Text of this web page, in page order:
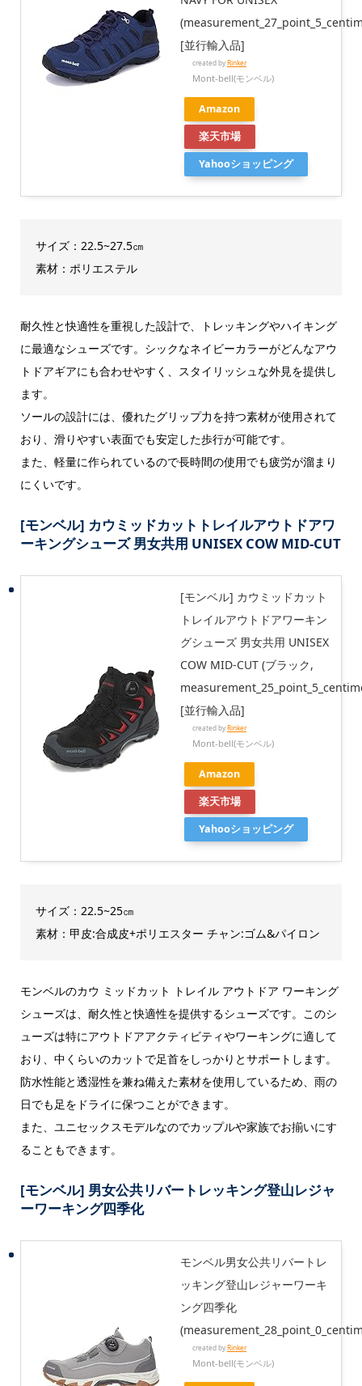
[並行輸入品]
created byRinker
Mont-bell(モンベル)
Amazon
楽天市場
Yahooショッピング
サイズ：22.5~27.5㎝
素材：ポリエステル
耐久性と快適性を重視した設計で、トレッキングやハイキング
に最適なシューズです。シックなネイビーカラーがどんなアウ
トドアギアにも合わせやすく、スタイリッシュな外見を提供し
ます。
ソールの設計には、優れたグリップ力を持つ素材が使用されて
おり、滑りやすい表面でも安定した歩行が可能です。
また、軽量に作られているので長時間の使用でも疲労が溜まり
にくいです。
[モンベル] カウミッドカットトレイルアウトドアワ
ーキングシューズ 男女共用 UNISEX COW MID-CUT
[モンベル] カウミッドカット
トレイルアウトドアワーキン
グシューズ 男女共用 UNISEX
COW MID-CUT (ブラック,
[並行輸入品]
created byRinker
Mont-bell(モンベル)
Amazon
楽天市場
Yahooショッピング
サイズ：22.5~25㎝
素材：甲皮:合成皮+ポリエスター チャン:ゴム&パイロン
モンベルのカウ ミッドカット トレイル アウトドア ワーキング
シューズは、耐久性と快適性を提供するシューズです。このシ
ューズは特にアウトドアアクティビティやワーキングに適して
おり、中くらいのカットで足首をしっかりとサポートします。
防水性能と透湿性を兼ね備えた素材を使用しているため、雨の
日でも足をドライに保つことができます。
また、ユニセックスモデルなのでカップルや家族でお揃いにす
ることもできます。
[モンベル] 男女公共リバートレッキング登山レジャ
ーワーキング四季化
モンベル男女公共リバートレ
ッキング登山レジャーワーキ
ング四季化
created byRinker
Mont-bell(モンベル)